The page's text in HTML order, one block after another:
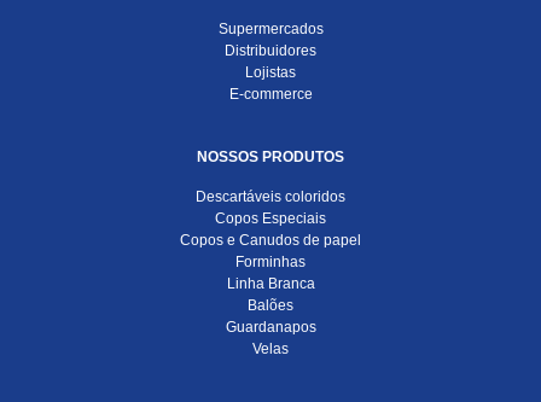
Supermercados
Distribuidores
Lojistas
E-commerce
NOSSOS PRODUTOS
Descartáveis coloridos
Copos Especiais
Copos e Canudos de papel
Forminhas
Linha Branca
Balões
Guardanapos
Velas